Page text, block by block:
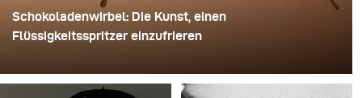
Schokoladenwirbel: Die Kunst, einen
Flüssigkeitsspritzer einzufrieren
günstiger Einweg-Sektgläser aus Kunststoff. Er